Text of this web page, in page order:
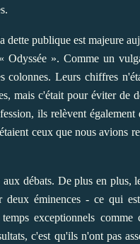
dette publique est majeure
Odyssée ». Comme un
Leurs chiffres
mais c'était pour éviter de
ils relèvent
ceux que nous avions
débats. De plus en plus,
éminences - ce qui
exceptionnels
c'est qu'ils n'ont pas